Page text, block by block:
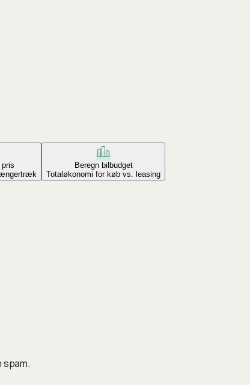
Beregn bilbudget
Totaløkonomi for køb vs. leasing
spam.